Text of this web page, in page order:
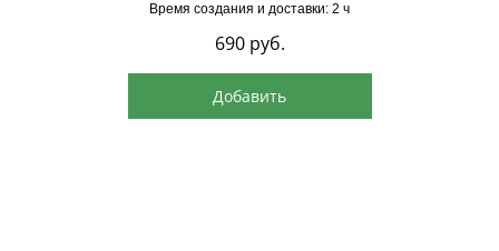
Время создания и доставки: 2 ч
690 руб.
Добавить